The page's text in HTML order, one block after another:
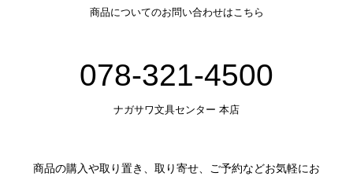
商品についてのお問い合わせはこちら
078-321-4500
ナガサワ文具センター 本店
商品の購入や取り置き、取り寄せ、ご予約などお気軽にお